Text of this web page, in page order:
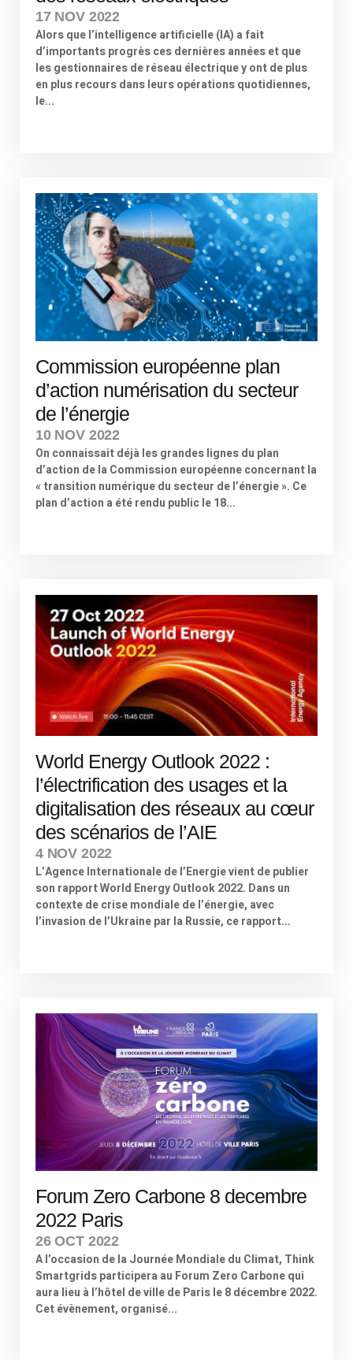
17 NOV 2022
Alors que l’intelligence artificielle (IA) a fait
d’importants progrès ces dernières années et que
les gestionnaires de réseau électrique y ont de plus
en plus recours dans leurs opérations quotidiennes,
le...
Commission européenne plan
d’action numérisation du secteur
de l’énergie
10 NOV 2022
On connaissait déjà les grandes lignes du plan
d’action de la Commission européenne concernant la
« transition numérique du secteur de l’énergie ». Ce
plan d’action a été rendu public le 18...
World Energy Outlook 2022 :
l’électrification des usages et la
digitalisation des réseaux au cœur
des scénarios de l’AIE
4 NOV 2022
L’Agence Internationale de l’Energie vient de publier
son rapport World Energy Outlook 2022. Dans un
contexte de crise mondiale de l’énergie, avec
l’invasion de l’Ukraine par la Russie, ce rapport...
Forum Zero Carbone 8 decembre
2022 Paris
26 OCT 2022
A l’occasion de la Journée Mondiale du Climat, Think
Smartgrids participera au Forum Zero Carbone qui
aura lieu à l’hôtel de ville de Paris le 8 décembre 2022.
Cet évènement, organisé...